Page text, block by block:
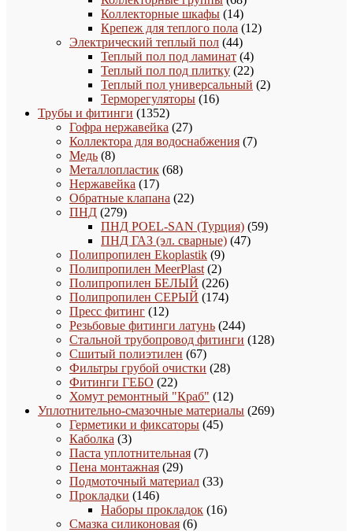
товаров
Коллекторные шкафы 1414
товаров
Крепеж для теплого пола 1212
Электрический теплый пол 4444
товара
Теплый пол под ламинат 44
товара
Теплый пол под плитку 2222
товара
Теплый пол универсальный 22
Терморегуляторы 1616
Трубы и фитинги 13521352
товара
Гофра нержавейка 2727
товаров
Коллектора для водоснабжения 77
Медь 88
товаров
Металлопластик 6868
Нержавейка 1717
товаров
Обратные клапана 2222
ПНД 279279
товаров
ПНД POEL-SAN (Турция) 5959
ПНД ГАЗ (эл. сварные) 4747
Полипропилен Ekoplastik 99
товаров
Полипропилен MeerPlast 22
товара
Полипропилен БЕЛЫЙ 226226
товаров
Полипропилен СЕРЫЙ 174174
Пресс фитинг 1212
товаров
Резьбовые фитинги латунь 244244
товара
Стальной трубопровод фитинги 128128
Сшитый полиэтилен 6767
товаров
Фильтры грубой очистки 2828
Фитинги ГЕБО 2222
товара
Хомут ремонтный "Краб" 1212
товаров
Уплотнительно-смазочные материалы 269269
Герметики и фиксаторы 4545
Каболка 33
товара
Паста уплотнительная 77
Пена монтажная 2929
товаров
Подмоточный материал 3333
Прокладки 146146
товаров
Наборы прокладок 1616
Смазка силиконовая 66